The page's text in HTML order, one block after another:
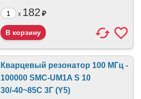
x 182₽
Кварцевый резонатор 100 МГц -
100000 SMC-UM1A S 10
30/-40~85C 3Г (Y5)